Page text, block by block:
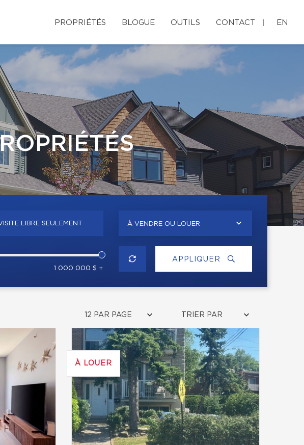
PROPRIÉTÉS BLOGUE OUTILS CONTACT EN
LIBRE SEULEMENT À VENDRE OU LOUER
1 000 000 $ +
APPLIQUER
12 PAR PAGE TRIER PAR
À LOUER